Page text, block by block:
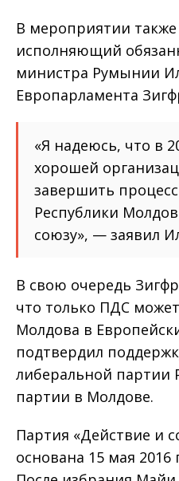
В мероприятии
исполняющий
министра Румынии
Европарламента
«Я надеюсь, что в
хорошей
завершить
Республики
союзу», — заявил
В свою очередь
что только ПДС
Молдова в
подтвердил
либеральной
партии в Молдове.
Партия «Действие и
основана 15 мая 2016